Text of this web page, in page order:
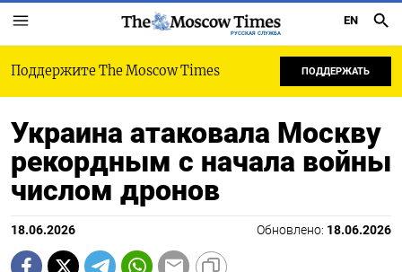
РУССКАЯ СЛУЖБА
EN
Поддержите The Moscow Times ПОДДЕРЖАТЬ
Украина атаковала Москву
рекордным с начала войны
числом дронов
18.06.2026 Обновлено: 18.06.2026